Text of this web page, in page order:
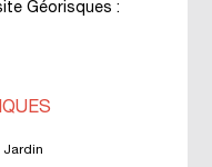
Géorisques :
Jardin